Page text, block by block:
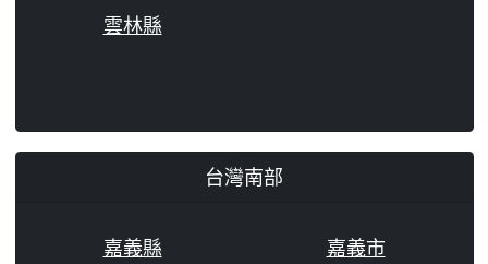
雲林縣
台灣南部
嘉義縣
嘉義市